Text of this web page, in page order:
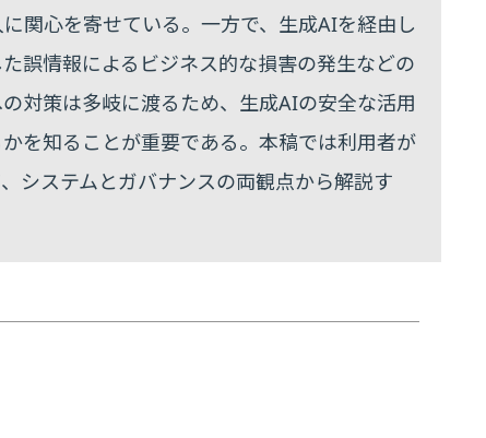
関心を寄せている。一方で、生成AIを経由し
誤情報によるビジネス的な損害の発生などの
対策は多岐に渡るため、生成AIの安全な活用
を知ることが重要である。本稿では利用者が
システムとガバナンスの両観点から解説す